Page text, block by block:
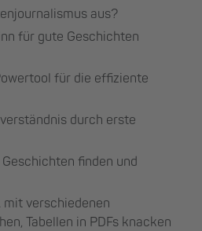
aus?
für gute Geschichten
für die effiziente
durch erste
finden und
mit verschiedenen
Tabellen in PDFs knacken